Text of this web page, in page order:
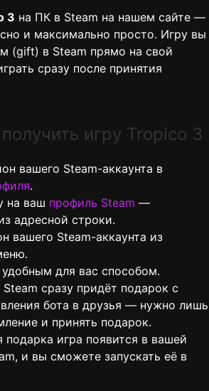
3 на ПК в Steam на нашем сайте —
и максимально просто. Игру вы
(gift) в Steam прямо на свой
сразу после принятия
игру Tropico 3
вашего Steam-аккаунта в
.
на ваш профиль Steam —
адресной строки.
вашего Steam-аккаунта из
удобным для вас способом.
сразу придёт подарок с
бота в друзья — нужно лишь
и принять подарок.
подарка игра появится в вашей
и вы сможете запускать её в